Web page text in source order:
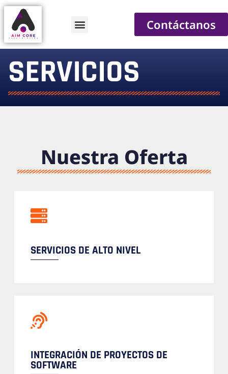
Contáctanos
SERVICIOS
INTEGRACIÓN DE PROYECTOS DE
SOFTWARE
SERVICIOS DE ALTO NIVEL
Nuestra Oferta